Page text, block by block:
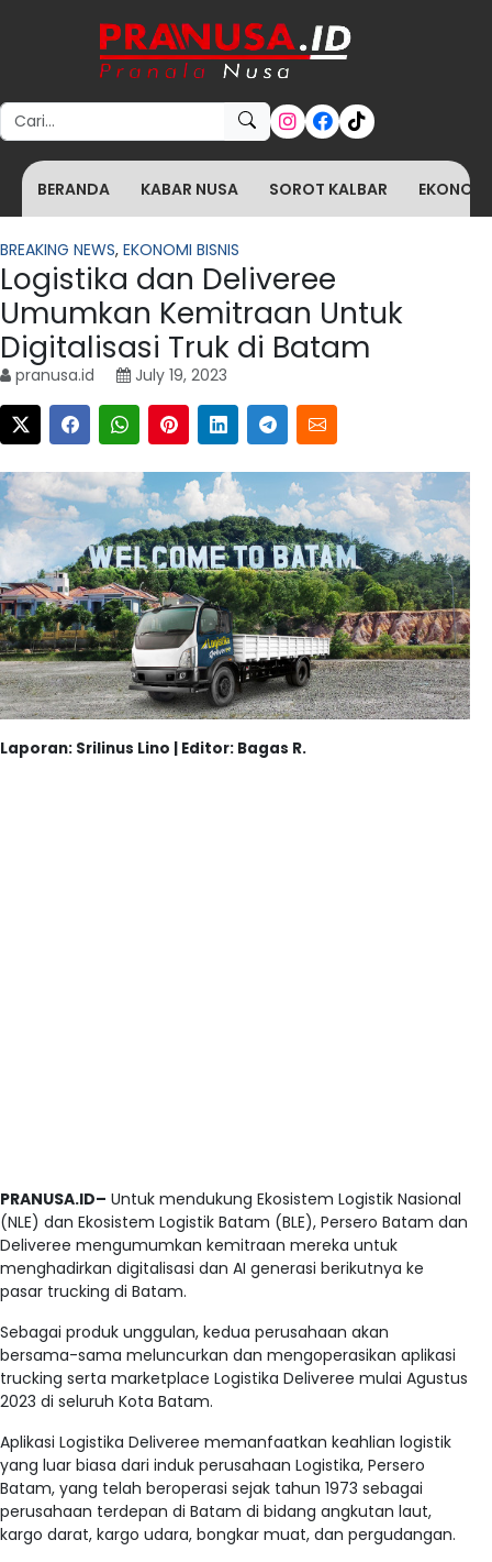
Search for:
BERANDA KABAR NUSA SOROT KALBAR
BREAKING NEWS, EKONOMI BISNIS
Logistika dan Deliveree
Umumkan Kemitraan Untuk
Digitalisasi Truk di Batam
pranusa.id July 19, 2023
Laporan: Srilinus Lino | Editor: Bagas R.
PRANUSA.ID– Untuk mendukung Ekosistem Logistik Nasional
(NLE) dan Ekosistem Logistik Batam (BLE), Persero Batam dan
Deliveree mengumumkan kemitraan mereka untuk
menghadirkan digitalisasi dan AI generasi berikutnya ke
pasar trucking di Batam.
Sebagai produk unggulan, kedua perusahaan akan
bersama-sama meluncurkan dan mengoperasikan aplikasi
trucking serta marketplace Logistika Deliveree mulai Agustus
2023 di seluruh Kota Batam.
Aplikasi Logistika Deliveree memanfaatkan keahlian logistik
yang luar biasa dari induk perusahaan Logistika, Persero
Batam, yang telah beroperasi sejak tahun 1973 sebagai
perusahaan terdepan di Batam di bidang angkutan laut,
kargo darat, kargo udara, bongkar muat, dan pergudangan.